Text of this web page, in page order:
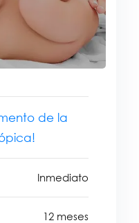
de la
Inmediato
12 meses